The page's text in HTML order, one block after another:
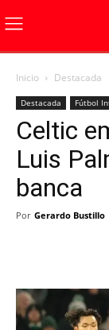
Inicio Destacada
Destacada Fútbol
Celtic
Luis
banca
Por Gerardo Bustillo